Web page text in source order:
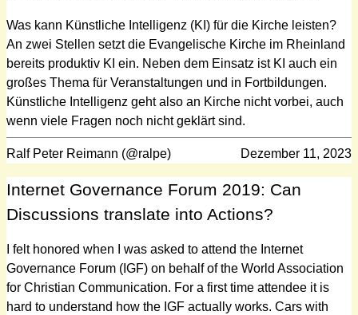
Was kann Künstliche Intelligenz (KI) für die Kirche leisten?
An zwei Stellen setzt die Evangelische Kirche im Rheinland
bereits produktiv KI ein. Neben dem Einsatz ist KI auch ein
großes Thema für Veranstaltungen und in Fortbildungen.
Künstliche Intelligenz geht also an Kirche nicht vorbei, auch
wenn viele Fragen noch nicht geklärt sind.
Ralf Peter Reimann (@ralpe) Dezember 11, 2023
Internet Governance Forum 2019: Can
Discussions translate into Actions?
I felt honored when I was asked to attend the Internet
Governance Forum (IGF) on behalf of the World Association
for Christian Communication. For a first time attendee it is
hard to understand how the IGF actually works. Cars with